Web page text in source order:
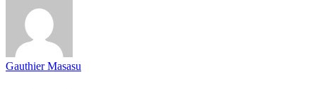
Gauthier Masasu